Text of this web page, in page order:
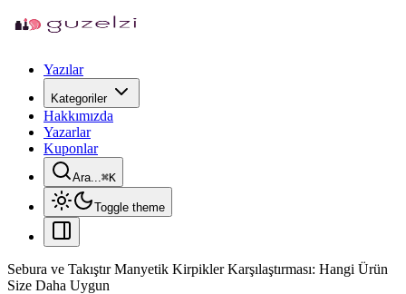
Yazılar
Kategoriler
Hakkımızda
Yazarlar
Kuponlar
Ara...⌘K
Toggle theme
Sebura ve Takıştır Manyetik Kirpikler Karşılaştırması: Hangi Ürün
Size Daha Uygun